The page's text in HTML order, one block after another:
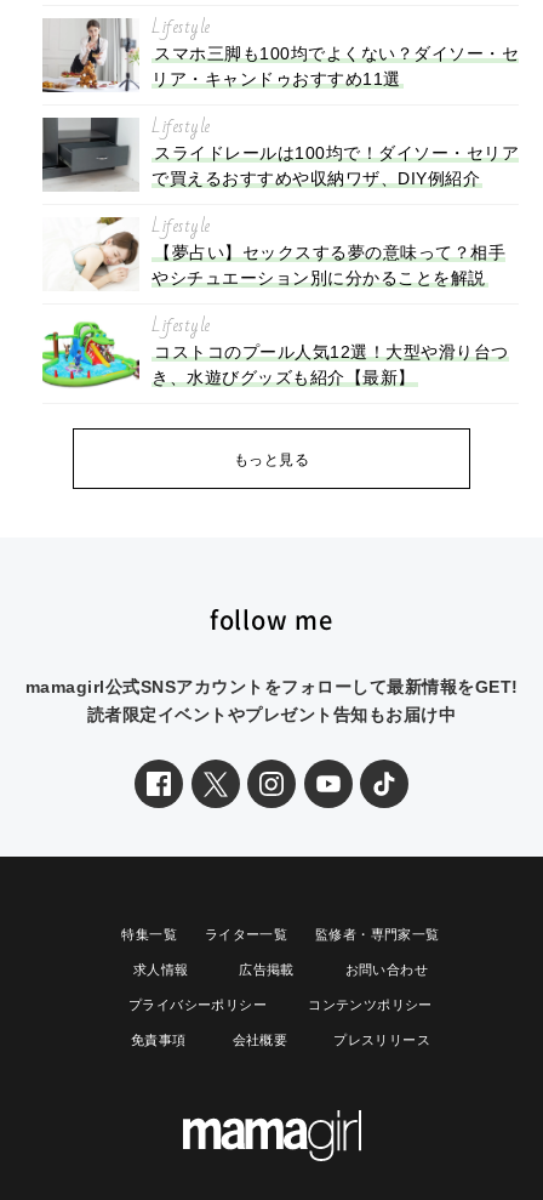
Lifestyle
スマホ三脚も100均でよくない？ダイソー・セ
リア・キャンドゥおすすめ11選
Lifestyle
スライドレールは100均で！ダイソー・セリア
で買えるおすすめや収納ワザ、DIY例紹介
Lifestyle
【夢占い】セックスする夢の意味って？相手
やシチュエーション別に分かることを解説
Lifestyle
コストコのプール人気12選！大型や滑り台つ
き、水遊びグッズも紹介【最新】
もっと見る
follow me
mamagirl公式SNSアカウントをフォローして最新情報をGET!
読者限定イベントやプレゼント告知もお届け中
特集一覧 ライター一覧 監修者・専門家一覧
求人情報 広告掲載 お問い合わせ
プライバシーポリシー コンテンツポリシー
免責事項 会社概要 プレスリリース